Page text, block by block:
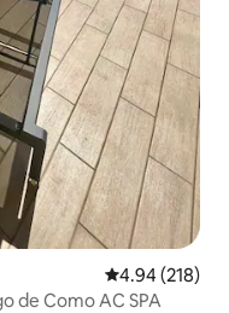
Calificación
4.94 (218)
de Como AC SPA